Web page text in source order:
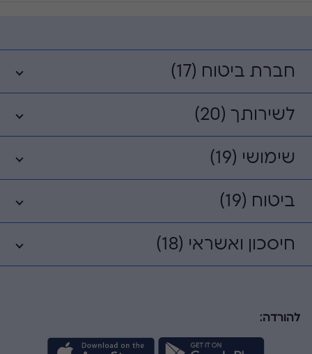
חברת ביטוח (17)
לשירותך (20)
שימושי (19)
ביטוח (19)
חיסכון ואשראי (18)
להורדה: